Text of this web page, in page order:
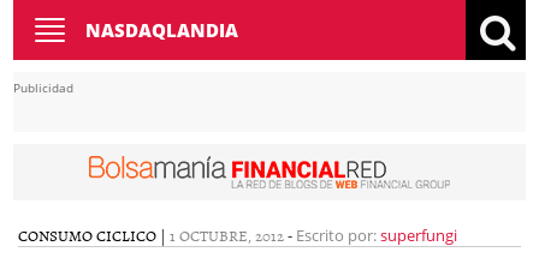
Toggle
navigation
NASDAQLANDIA
Publicidad
CONSUMO CICLICO | 1 OCTUBRE, 2012- Escrito por:superfungi